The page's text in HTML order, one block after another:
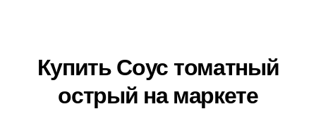
Купить Соус томатный
острый на маркете